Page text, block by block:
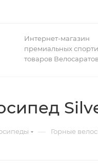
Интернет-магазин
премиальных
товаров Велосаратов
— Горные